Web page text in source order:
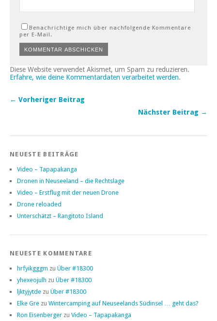
Benachrichtige mich über nachfolgende Kommentare
per E-Mail.
Diese Website verwendet Akismet, um Spam zu reduzieren.
Erfahre, wie deine Kommentardaten verarbeitet werden.
← Vorheriger Beitrag
Nächster Beitrag →
NEUESTE BEITRÄGE
Video – Tapapakanga
Dronen in Neuseeland – die Rechtslage
Video – Erstflug mit der neuen Drone
Drone reloaded
Unterschätzt – Rangitoto Island
NEUESTE KOMMENTARE
hrfyikgggm zu Über #18300
yhexeojulh zu Über #18300
ljktyjytde zu Über #18300
Elke Gre zu Wintercamping auf Neuseelands Südinsel … geht das?
Ron Eisenberger zu Video – Tapapakanga